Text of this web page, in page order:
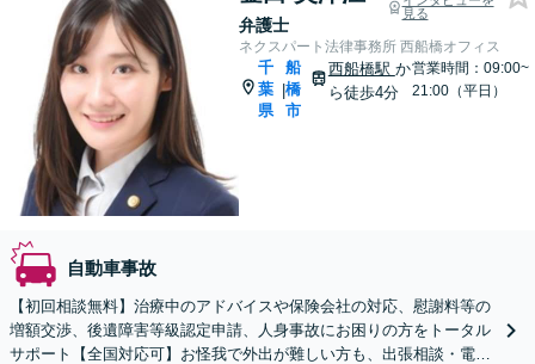
弁護士
見る
ネクスパート法律事務所 西船橋オフィス
千
葉
県
|
船
橋
市
西船橋駅 か
ら徒歩4分
営業時間：09:00~
21:00（平日）
自動車事故
【初回相談無料】治療中のアドバイスや保険会社の対応、慰謝料等の
増額交渉、後遺障害等級認定申請、人身事故にお困りの方をトータル
サポート【全国対応可】お怪我で外出が難しい方も、出張相談・電話